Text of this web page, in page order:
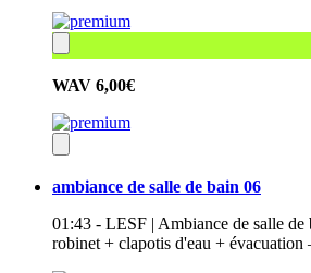
WAV 6,00€
ambiance de salle de bain 06
01:43 - LESF | Ambiance de salle de
robinet + clapotis d'eau + évacuation